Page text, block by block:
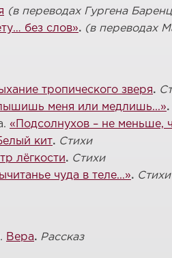
(в переводах Гургена
без слов». (в переводах
тропического зверя.
меня или медлишь...».
«Подсолнухов – не меньше,
кит. Стихи
лёгкости. Стихи
чуда в теле...». Стихи
Вера. Рассказ